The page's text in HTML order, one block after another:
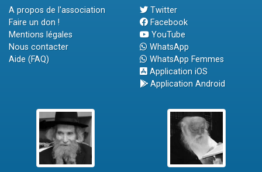
A propos de l'association
Faire un don !
Mentions légales
Nous contacter
Aide (FAQ)
Twitter
Facebook
YouTube
WhatsApp
WhatsApp Femmes
Application iOS
Application Android